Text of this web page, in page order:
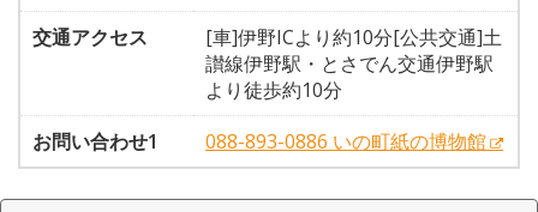
交通アクセス
[車]伊野ICより約10分[公共交通]土
讃線伊野駅・とさでん交通伊野駅
より徒歩約10分
お問い合わせ1
088-893-0886 いの町紙の博物館